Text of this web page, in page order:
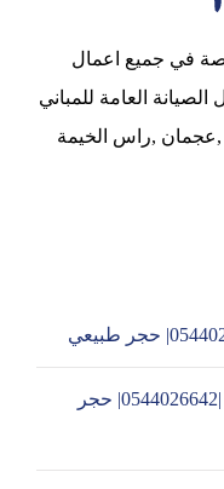
في جميع اعمال
العامة للمباني
,عجمان ,راس الخيمة
تركيب حجر صناعي في ام القيوين |0544026642| حجر